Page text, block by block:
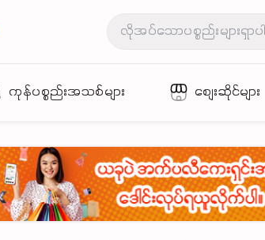
ကုန်ပစ္စည်းအသစ်များ စျေးဆိုင်များ